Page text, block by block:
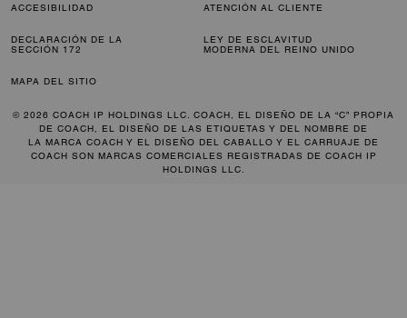
ACCESIBILIDAD ATENCIÓN AL CLIENTE
DECLARACIÓN DE LA
SECCIÓN 172
LEY DE ESCLAVITUD
MODERNA DEL REINO UNIDO
MAPA DEL SITIO
© 2026 COACH IP HOLDINGS LLC. COACH, EL DISEÑO DE LA “C” PROPIA
DE COACH, EL DISEÑO DE LAS ETIQUETAS Y DEL NOMBRE DE
LA MARCA COACH Y EL DISEÑO DEL CABALLO Y EL CARRUAJE DE
COACH SON MARCAS COMERCIALES REGISTRADAS DE COACH IP
HOLDINGS LLC.